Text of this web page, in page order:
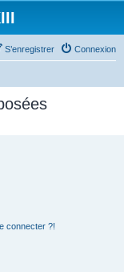
Connexion
S’enregistrer
connecter ?!